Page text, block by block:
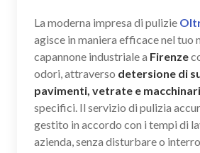
La moderna impresa di pulizie
agisce in maniera efficace nel tuo
capannone industriale a Firenze
odori, attraverso detersione di
pavimenti, vetrate e
specifici. Il servizio di pulizia
gestito in accordo con i tempi di
azienda, senza disturbare o